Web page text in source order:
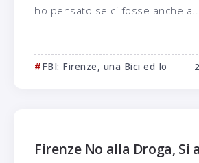
ho pensato se ci fosse anche
FBI: Firenze, una Bici ed Io
Firenze No alla Droga, Si